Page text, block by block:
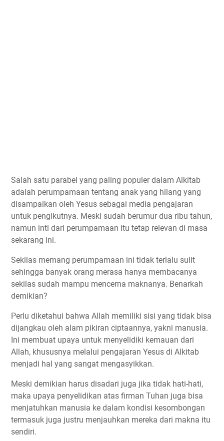
Salah satu parabel yang paling populer dalam Alkitab
adalah perumpamaan tentang anak yang hilang yang
disampaikan oleh Yesus sebagai media pengajaran
untuk pengikutnya. Meski sudah berumur dua ribu tahun,
namun inti dari perumpamaan itu tetap relevan di masa
sekarang ini.
Sekilas memang perumpamaan ini tidak terlalu sulit
sehingga banyak orang merasa hanya membacanya
sekilas sudah mampu mencerna maknanya. Benarkah
demikian?
Perlu diketahui bahwa Allah memiliki sisi yang tidak bisa
dijangkau oleh alam pikiran ciptaannya, yakni manusia.
Ini membuat upaya untuk menyelidiki kemauan dari
Allah, khususnya melalui pengajaran Yesus di Alkitab
menjadi hal yang sangat mengasyikkan.
Meski demikian harus disadari juga jika tidak hati-hati,
maka upaya penyelidikan atas firman Tuhan juga bisa
menjatuhkan manusia ke dalam kondisi kesombongan
termasuk juga justru menjauhkan mereka dari makna itu
sendiri.